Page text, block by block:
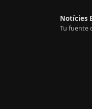
Notícies
Tu fuente